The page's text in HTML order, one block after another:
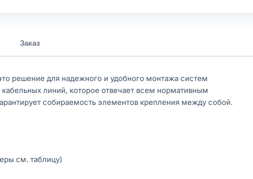
Заказ
решение для надежного и удобного монтажа систем
линий, которое отвечает всем нормативным
собираемость элементов крепления между собой.
см. таблицу)